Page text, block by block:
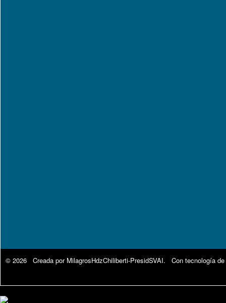
© 2026 Creada por MilagrosHdzChiliberti-PresidSVAI. Con tecnología de